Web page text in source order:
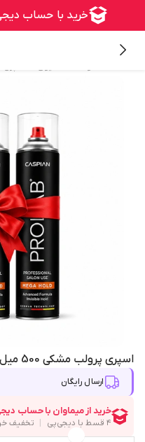
اسپری پرولب مشکی 500 میل - پک سه تایی prolab
ارسال رایگان